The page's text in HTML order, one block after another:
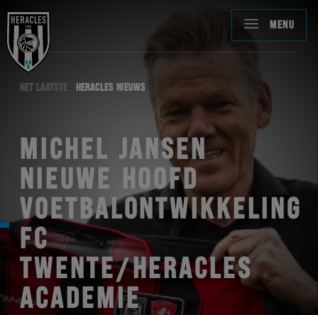
MENU
HET LAATSTE HERACLES NIEUWS
MICHEL JANSEN
NIEUWE HOOFD
VOETBALONTWIKKELING
FC
TWENTE/HERACLES
ACADEMIE